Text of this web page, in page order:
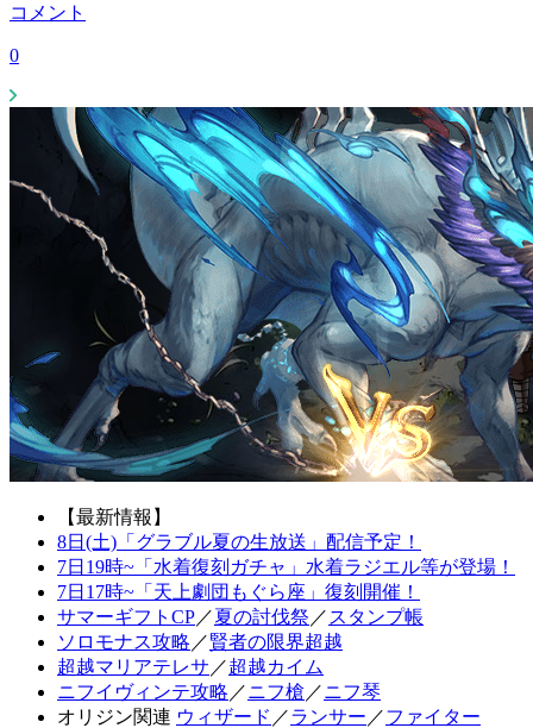
コメント
0
【最新情報】
8日(土)「グラブル夏の生放送」配信予定！
7日19時~「水着復刻ガチャ」水着ラジエル等が登場！
7日17時~「天上劇団もぐら座」復刻開催！
サマーギフトCP／夏の討伐祭 ／ スタンプ帳
ソロモナス攻略 ／賢者の限界超越
超越マリアテレサ ／超越カイム
ニフイヴィンテ攻略 ／ニフ槍 ／ニフ琴
オリジン関連 ウィザード ／ランサー ／ファイター